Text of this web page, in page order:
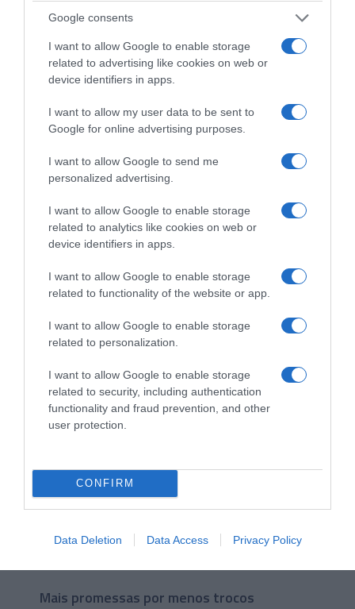
Google consents
I want to allow Google to enable storage
related to advertising like cookies on web or
device identifiers in apps.
I want to allow my user data to be sent to
Google for online advertising purposes.
I want to allow Google to send me
personalized advertising.
I want to allow Google to enable storage
related to analytics like cookies on web or
device identifiers in apps.
I want to allow Google to enable storage
related to functionality of the website or app.
I want to allow Google to enable storage
related to personalization.
I want to allow Google to enable storage
related to security, including authentication
functionality and fraud prevention, and other
user protection.
CONFIRM
Data Deletion Data Access Privacy Policy
Ficar ou ir embora?
Há candidatos que
prometem ficar e outros
ainda que... ninguém
percebe muito bem de
onde vieram
08/05/2025 22min 18s
Na corrida eleitoral,
continuam a viver no
mundo da lua
Mais promessas por menos trocos